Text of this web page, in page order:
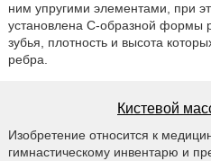
ним упругими элементами, при
установлена С-образной формы
зубья, плотность и высота
ребра.
Кистевой
Изобретение относится к
гимнастическому инвентарю и